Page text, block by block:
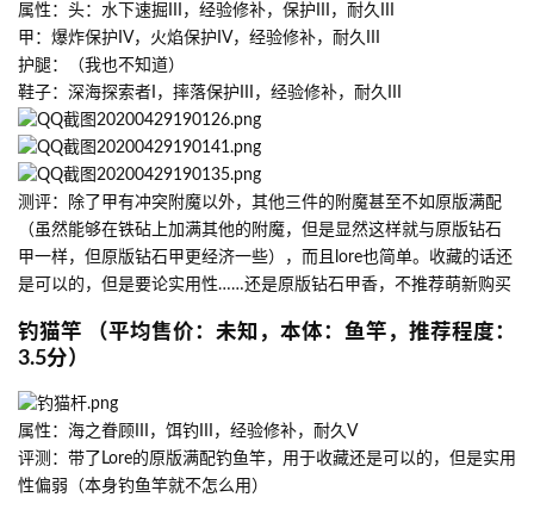
属性：头：水下速掘III，经验修补，保护III，耐久III
甲：爆炸保护IV，火焰保护IV，经验修补，耐久III
护腿：（我也不知道）
鞋子：深海探索者I，摔落保护III，经验修补，耐久III
测评：除了甲有冲突附魔以外，其他三件的附魔甚至不如原版满配
（虽然能够在铁砧上加满其他的附魔，但是显然这样就与原版钻石
甲一样，但原版钻石甲更经济一些），而且lore也简单。收藏的话还
是可以的，但是要论实用性……还是原版钻石甲香，不推荐萌新购买
钓猫竿 （平均售价：未知，本体：鱼竿，推荐程度：
3.5分）
属性：海之眷顾III，饵钓III，经验修补，耐久V
评测：带了Lore的原版满配钓鱼竿，用于收藏还是可以的，但是实用
性偏弱（本身钓鱼竿就不怎么用）